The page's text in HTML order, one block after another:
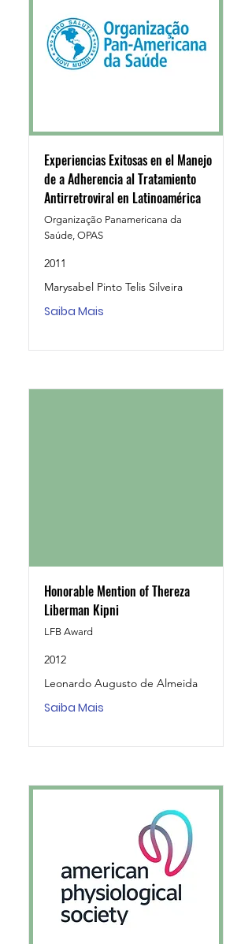
Experiencias Exitosas en el Manejo
de a Adherencia al Tratamiento
Antirretroviral en Latinoamérica
Organização Panamericana da
Saúde, OPAS
2011
Marysabel Pinto Telis Silveira
Saiba Mais
Honorable Mention of Thereza
Liberman Kipni
LFB Award
2012
Leonardo Augusto de Almeida
Saiba Mais